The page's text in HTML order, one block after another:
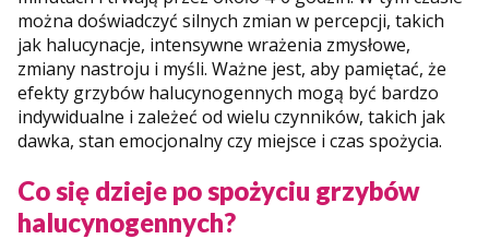
można doświadczyć silnych zmian w percepcji, takich
jak halucynacje, intensywne wrażenia zmysłowe,
zmiany nastroju i myśli. Ważne jest, aby pamiętać, że
efekty grzybów halucynogennych mogą być bardzo
indywidualne i zależeć od wielu czynników, takich jak
dawka, stan emocjonalny czy miejsce i czas spożycia.
Co się dzieje po spożyciu grzybów
halucynogennych?